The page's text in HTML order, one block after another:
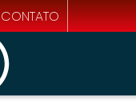
CONTATO